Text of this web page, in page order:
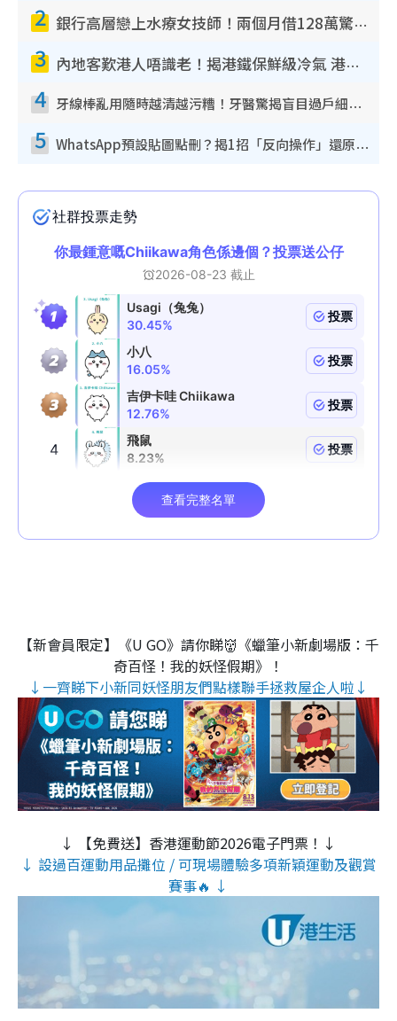
2 銀行高層戀上水療女技師！兩個月借128萬驚覺「沉船」沉落火海 揭背後疑似邪教操控賣淫
3 內地客歎港人唔識老！揭港鐵保鮮級冷氣 港人求放過：咪投訴
4 牙線棒亂用隨時越清越污糟！牙醫驚揭盲目過戶細菌恐致蛀牙：呢種先係日常真保養
5 WhatsApp預設貼圖點刪？揭1招「反向操作」還原簡潔介面 附3步實測教學
【新會員限定】《U GO》請你睇👹《蠟筆小新劇場版：千
奇百怪！我的妖怪假期》！
↓一齊睇下小新同妖怪朋友們點樣聯手拯救屋企人啦↓
↓ 【免費送】香港運動節2026電子門票！↓
↓ 設過百運動用品攤位 / 可現場體驗多項新穎運動及觀賞
賽事🔥 ↓